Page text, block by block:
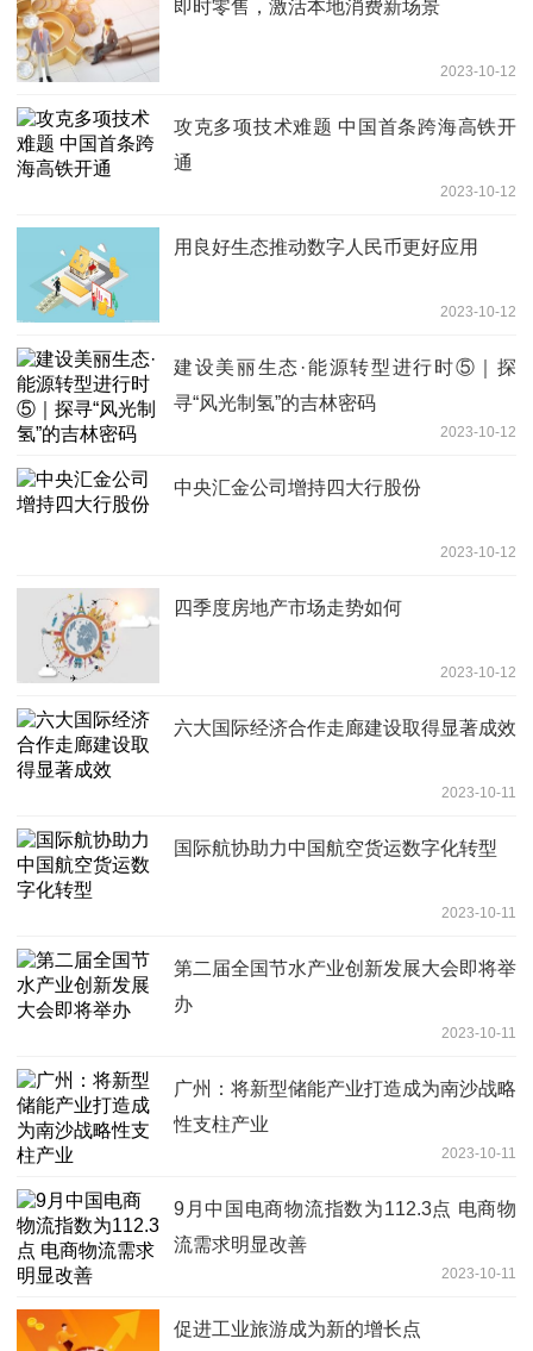
即时零售，激活本地消费新场景
2023-10-12
攻克多项技术难题 中国首条跨海高铁开
通
2023-10-12
用良好生态推动数字人民币更好应用
2023-10-12
建设美丽生态·能源转型进行时⑤｜探
寻“风光制氢”的吉林密码
2023-10-12
中央汇金公司增持四大行股份
2023-10-12
四季度房地产市场走势如何
2023-10-12
六大国际经济合作走廊建设取得显著成效
2023-10-11
国际航协助力中国航空货运数字化转型
2023-10-11
第二届全国节水产业创新发展大会即将举
办
2023-10-11
广州：将新型储能产业打造成为南沙战略
性支柱产业
2023-10-11
9月中国电商物流指数为112.3点 电商物
流需求明显改善
2023-10-11
促进工业旅游成为新的增长点